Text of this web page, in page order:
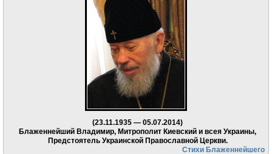
(23.11.1935 — 05.07.2014)
Блаженнейший Владимир, Митрополит Киевский и всея Украины,
Предстоятель Украинской Православной Церкви.
Стихи Блаженнейшего